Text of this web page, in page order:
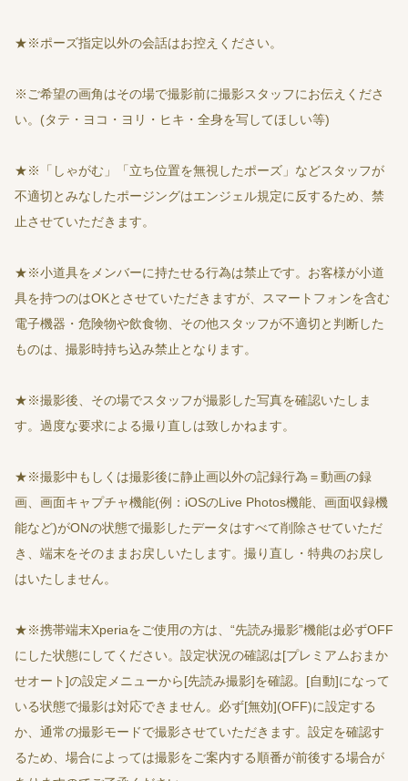
★※ポーズ指定以外の会話はお控えください。
※ご希望の画角はその場で撮影前に撮影スタッフにお伝えくださ
い。(タテ・ヨコ・ヨリ・ヒキ・全身を写してほしい等)
★※「しゃがむ」「立ち位置を無視したポーズ」などスタッフが
不適切とみなしたポージングはエンジェル規定に反するため、禁
止させていただきます。
★※小道具をメンバーに持たせる行為は禁止です。お客様が小道
具を持つのはOKとさせていただきますが、スマートフォンを含む
電子機器・危険物や飲食物、その他スタッフが不適切と判断した
ものは、撮影時持ち込み禁止となります。
★※撮影後、その場でスタッフが撮影した写真を確認いたしま
す。過度な要求による撮り直しは致しかねます。
★※撮影中もしくは撮影後に静止画以外の記録行為＝動画の録
画、画面キャプチャ機能(例：iOSのLive Photos機能、画面収録機
能など)がONの状態で撮影したデータはすべて削除させていただ
き、端末をそのままお戻しいたします。撮り直し・特典のお戻し
はいたしません。
★※携帯端末Xperiaをご使用の方は、“先読み撮影”機能は必ずOFF
にした状態にしてください。設定状況の確認は[プレミアムおまか
せオート]の設定メニューから[先読み撮影]を確認。[自動]になって
いる状態で撮影は対応できません。必ず[無効](OFF)に設定する
か、通常の撮影モードで撮影させていただきます。設定を確認す
るため、場合によっては撮影をご案内する順番が前後する場合が